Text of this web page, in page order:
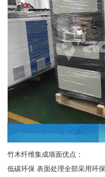
竹木纤维集成墙面优点：
低碳环保 表面处理全部采用环